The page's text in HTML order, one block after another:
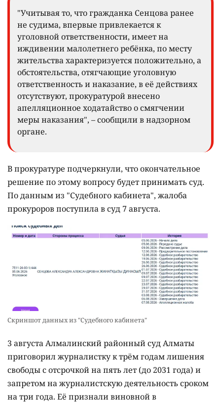
"Учитывая то, что гражданка Сенцова ранее
не судима, впервые привлекается к
уголовной ответственности, имеет на
иждивении малолетнего ребёнка, по месту
жительства характеризуется положительно, а
обстоятельства, отягчающие уголовную
ответственность и наказание, в её действиях
отсутствуют, прокуратурой внесено
апелляционное ходатайство о смягчении
меры наказания", – сообщили в надзорном
органе.
В прокуратуре подчеркнули, что окончательное
решение по этому вопросу будет принимать суд.
По данным из "Судебного кабинета", жалоба
прокуроров поступила в суд 7 августа.
Скриншот данных из "Судебного кабинета"
3 августа Алмалинский районный суд Алматы
приговорил журналистку к трём годам лишения
свободы с отсрочкой на пять лет (до 2031 года) и
запретом на журналистскую деятельность сроком
на три года. Её признали виновной в